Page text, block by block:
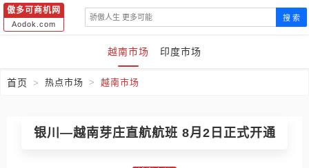
傲多可商机网
Aodok.com
搜 索
越南市场 印度市场
首页 热点市场 越南市场
银川—越南芽庄直航航班 8月2日正式开通